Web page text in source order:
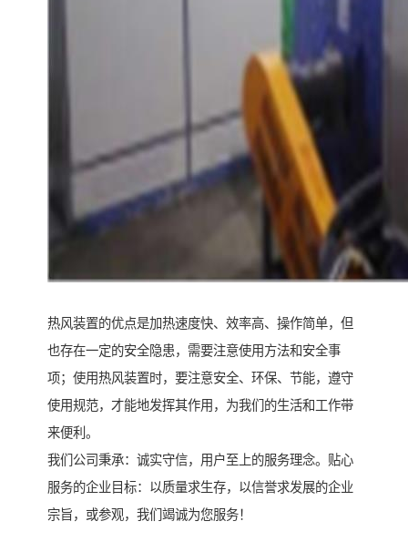
热风装置的优点是加热速度快、效率高、操作简单，但
也存在一定的安全隐患，需要注意使用方法和安全事
项；使用热风装置时，要注意安全、环保、节能，遵守
使用规范，才能地发挥其作用，为我们的生活和工作带
来便利。
我们公司秉承：诚实守信，用户至上的服务理念。贴心
服务的企业目标：以质量求生存，以信誉求发展的企业
宗旨，或参观，我们竭诚为您服务！